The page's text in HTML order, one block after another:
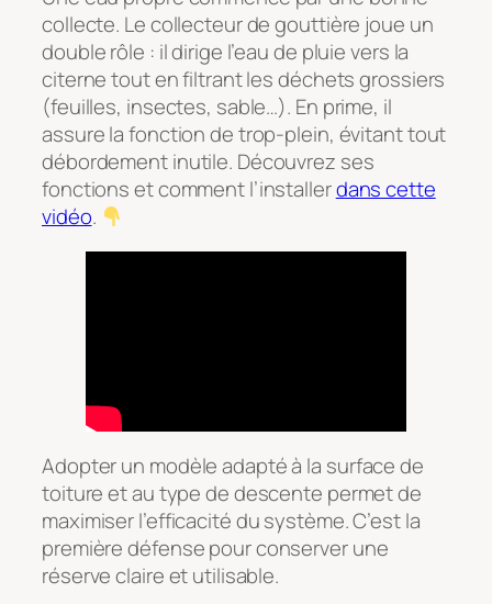
collecte. Le collecteur de gouttière joue un
double rôle : il dirige l’eau de pluie vers la
citerne tout en filtrant les déchets grossiers
(feuilles, insectes, sable…). En prime, il
assure la fonction de trop-plein, évitant tout
débordement inutile. Découvrez ses
fonctions et comment l’installerdans cette
vidéo.
Adopter un modèle adapté à la surface de
toiture et au type de descente permet de
maximiser l’efficacité du système. C’est la
première défense pour conserver une
réserve claire et utilisable.